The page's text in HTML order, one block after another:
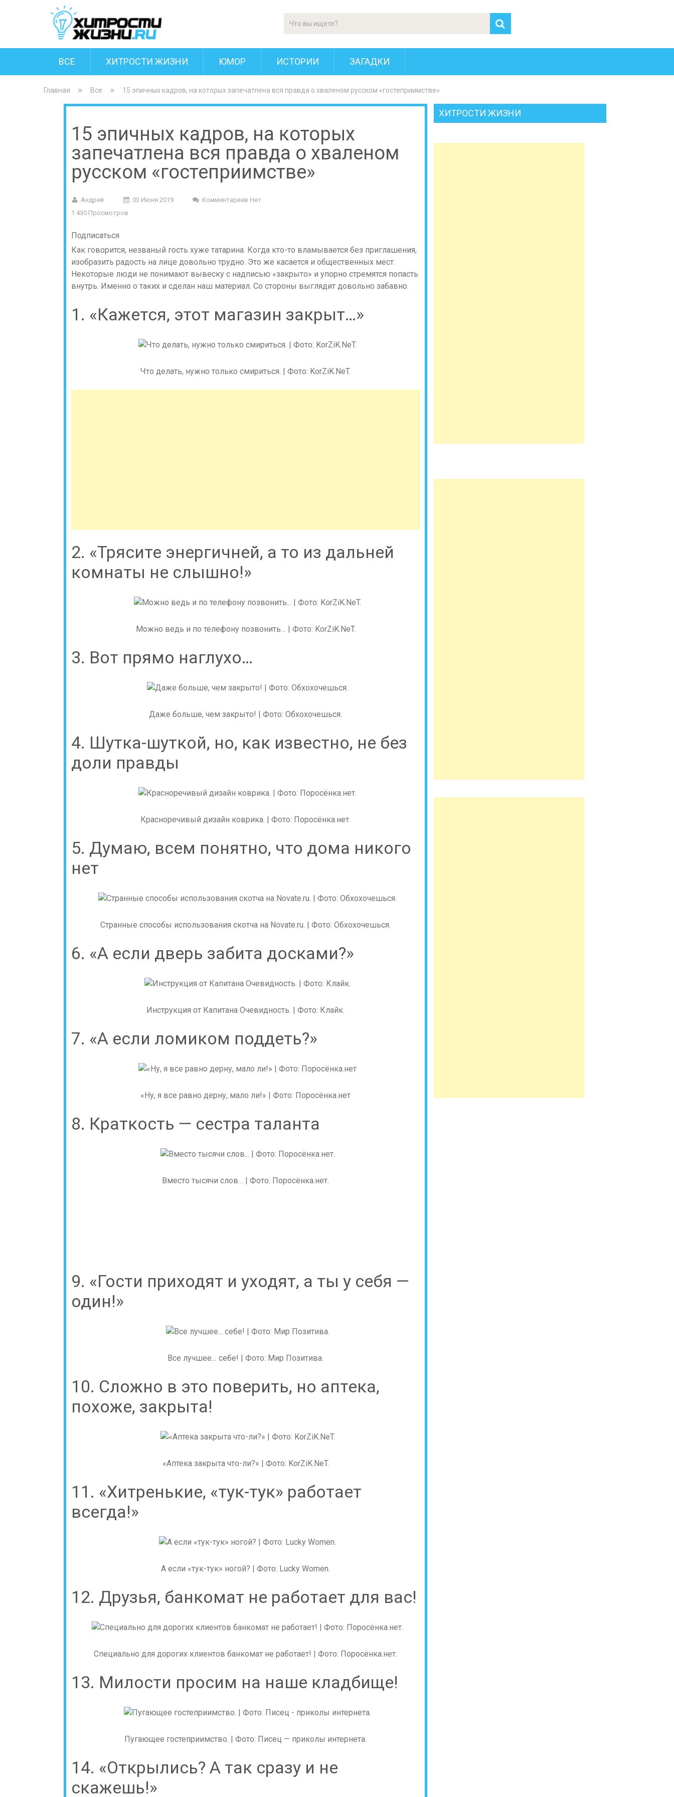
ВСЕ ХИТРОСТИ ЖИЗНИ ЮМОР ИСТОРИИ ЗАГАДКИ
Главная Все 15 эпичных кадров, на которых запечатлена вся правда о хваленом русском «гостеприимстве»
15 эпичных кадров, на которых
запечатлена вся правда о хваленом
русском «гостеприимстве»
Андрей 03 Июня 2019
Комментариев Нет
1 430 Просмотров
Подписаться
Как говорится, незваный гость хуже татарина. Когда кто-то вламывается без приглашения,
изобразить радость на лице довольно трудно. Это же касается и общественных мест.
Некоторые люди не понимают вывеску с надписью «закрыто» и упорно стремятся попасть
внутрь. Именно о таких и сделан наш материал. Со стороны выглядит довольно забавно.
1. «Кажется, этот магазин закрыт…»
Что делать, нужно только смириться. | Фото: KorZiK.NeT.
2. «Трясите энергичней, а то из дальней
комнаты не слышно!»
Можно ведь и по телефону позвонить… | Фото: KorZiK.NeT.
3. Вот прямо наглухо…
Даже больше, чем закрыто! | Фото: Обхохочешься.
4. Шутка-шуткой, но, как известно, не без
доли правды
Красноречивый дизайн коврика. | Фото: Поросёнка.нет.
5. Думаю, всем понятно, что дома никого
нет
Странные способы использования скотча на Novate.ru. | Фото: Обхохочешься.
6. «А если дверь забита досками?»
Инструкция от Капитана Очевидность. | Фото: Клайк.
7. «А если ломиком поддеть?»
«Ну, я все равно дерну, мало ли!» | Фото: Поросёнка.нет
8. Краткость — сестра таланта
Вместо тысячи слов… | Фото: Поросёнка.нет.
9. «Гости приходят и уходят, а ты у себя —
один!»
Все лучшее… себе! | Фото: Мир Позитива.
10. Сложно в это поверить, но аптека,
похоже, закрыта!
«Аптека закрыта что-ли?» | Фото: KorZiK.NeT.
11. «Хитренькие, «тук-тук» работает
всегда!»
А если «тук-тук» ногой? | Фото: Lucky Women.
12. Друзья, банкомат не работает для вас!
Специально для дорогих клиентов банкомат не работает! | Фото: Поросёнка.нет.
13. Милости просим на наше кладбище!
Пугающее гостеприимство. | Фото: Писец — приколы интернета.
14. «Открылись? А так сразу и не
скажешь!»
ХИТРОСТИ ЖИЗНИ